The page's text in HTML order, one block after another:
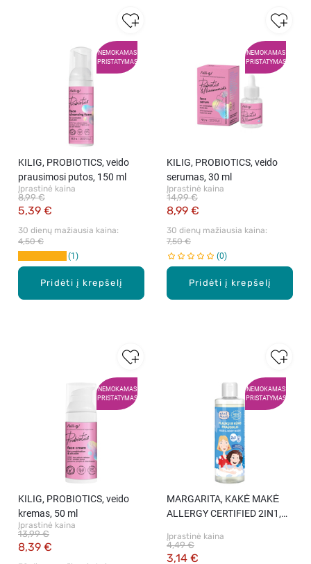
NEMOKAMAS
PRISTATYMAS
Pridėti į krepšelį
KILIG, PROBIOTICS, veido
prausimosi putos, 150 ml
Įprastinė kaina
5,39 €
8,99 €
30 dienų mažiausia kaina:
4,50 €
1
NEMOKAMAS
PRISTATYMAS
Pridėti į krepšelį
KILIG, PROBIOTICS, veido
serumas, 30 ml
Įprastinė kaina
8,99 €
14,99 €
30 dienų mažiausia kaina:
7,50 €
0
NEMOKAMAS
PRISTATYMAS
KILIG, PROBIOTICS, veido
kremas, 50 ml
Įprastinė kaina
8,39 €
13,99 €
NEMOKAMAS
PRISTATYMAS
MARGARITA, KAKĖ MAKĖ
ALLERGY CERTIFIED 2IN1,
ml.
Įprastinė kaina
3,14 €
4,49 €